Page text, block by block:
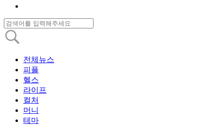
전체뉴스
피플
헬스
라이프
컬처
머니
테마